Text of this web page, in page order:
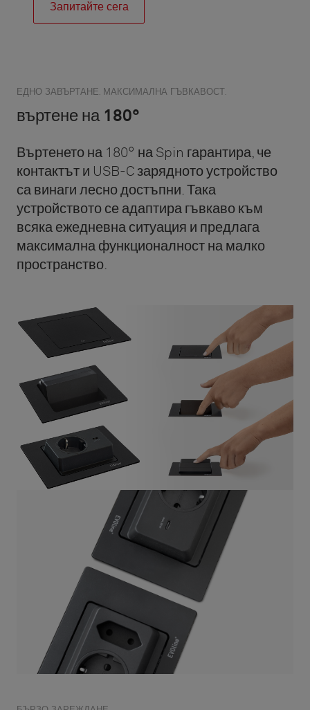
Запитайте сега
ЕДНО ЗАВЪРТАНЕ. МАКСИМАЛНА ГЪВКАВОСТ.
въртене на 180°
Въртенето на 180° на Spin гарантира, че
контактът и USB-C зарядното устройство
са винаги лесно достъпни. Така
устройството се адаптира гъвкаво към
всяка ежедневна ситуация и предлага
максимална функционалност на малко
пространство.